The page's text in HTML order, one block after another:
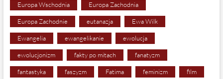
Europa Wschodnia Europa Zachodnia
Europa Zachodnie eutanazja Ewa Wilk
Ewangelia ewangelikanie ewolucja
ewolucjonizm fakty po mitach fanatyzm
fantastyka faszyzm Fatima feminizm film